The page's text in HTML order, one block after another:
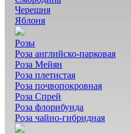
Черешня
Яблоня
Розы
Роза английско-парковая
Роза Мейян
Роза плетистая
Роза почвопокровная
Роза Спрей
Роза флорибунда
Роза чайно-гибридная